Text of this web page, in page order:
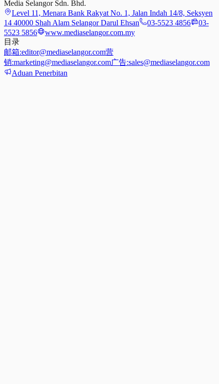
Media Selangor Sdn. Bhd.
Level 11, Menara Bank Rakyat No. 1, Jalan Indah 14/8, Seksyen
14 40000 Shah Alam Selangor Darul Ehsan
03-5523 4856
03-
5523 5856
www.mediaselangor.com.my
目录
邮箱:editor@mediaselangor.com营
销:marketing@mediaselangor.com广告:sales@mediaselangor.com
Aduan Penerbitan